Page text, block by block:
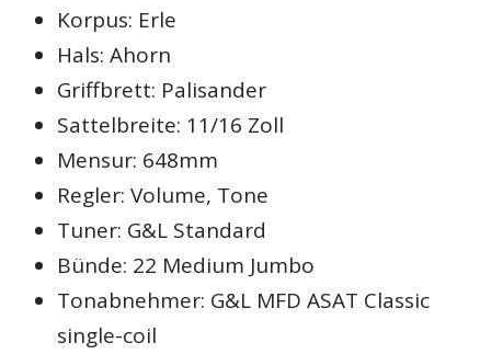
Korpus: Erle
Hals: Ahorn
Griffbrett: Palisander
Sattelbreite: 11/16 Zoll
Mensur: 648mm
Regler: Volume, Tone
Tuner: G&L Standard
Bünde: 22 Medium Jumbo
Tonabnehmer: G&L MFD ASAT Classic
single-coil